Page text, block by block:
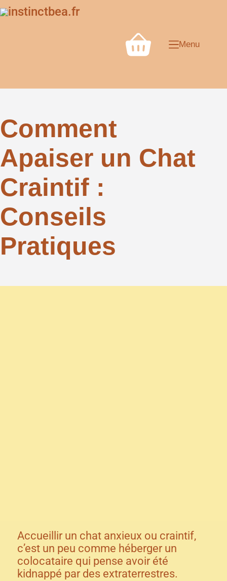
Menu
Comment
Apaiser un Chat
Craintif :
Conseils
Pratiques
Accueillir un chat anxieux ou craintif,
c’est un peu comme héberger un
colocataire qui pense avoir été
kidnappé par des extraterrestres.